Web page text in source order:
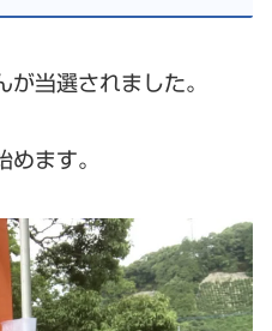
が当選されました。
めます。